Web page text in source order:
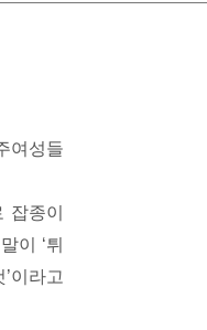
여성들
종이
이 ‘튀
이라고